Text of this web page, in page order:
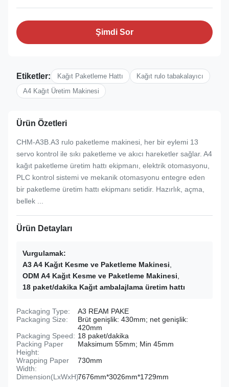
Şimdi Sor
Etiketler: Kağıt Paketleme Hattı
Kağıt rulo tabakalayıcı
A4 Kağıt Üretim Makinesi
Ürün Özetleri
CHM-A3B.A3 rulo paketleme makinesi, her bir eylemi 13
servo kontrol ile sıkı paketleme ve akıcı hareketler sağlar. A4
kağıt paketleme üretim hattı ekipmanı, elektrik otomasyonu,
PLC kontrol sistemi ve mekanik otomasyonu entegre eden
bir paketleme üretim hattı ekipmanı setidir. Hazırlık, açma,
bellek ...
Ürün Detayları
Vurgulamak:
A3 A4 Kağıt Kesme ve Paketleme Makinesi
ODM A4 Kağıt Kesme ve Paketleme Makinesi
18 paket/dakika Kağıt ambalajlama üretim hattı
Packaging Type:
A3 REAM PAKE
Packaging Size:
Brüt genişlik: 430mm; net genişlik:
420mm
Packaging Speed: 18 paket/dakika
Packing Paper
Height:
Maksimum 55mm; Min 45mm
Wrapping Paper
Width:
730mm
Dimension(LxWxH):7676mm*3026mm*1729mm